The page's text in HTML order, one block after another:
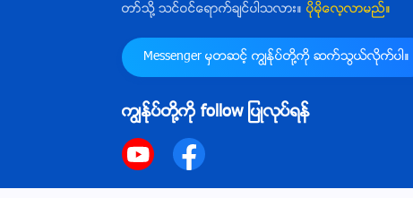
တာ္သို႔ သင္ဝင္ေရာက္ခ်င္ပါသလား။ ပိုမိုေလ့လာမည္။
Messenger မွတဆင့္ ကြၽန္ုပ္တို႔ကို ဆက္သြယ္လိုက္ပါ။
ကြၽန္ုပ္တို႔ကို follow ျပဳလုပ္ရန္